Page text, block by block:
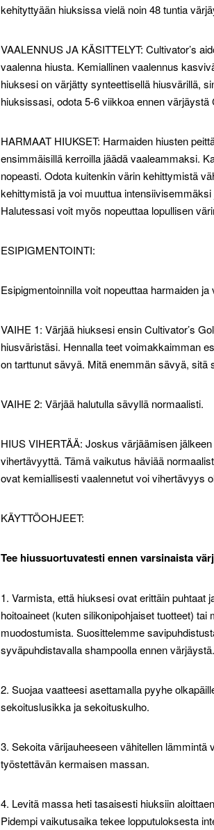
kehityttyään hiuksissa vielä noin 48 tuntia
VAALENNUS JA KÄSITTELYT: Cultivator’s
vaalenna hiusta. Kemiallinen vaalennus
hiuksesi on värjätty synteettisellä hiusvärillä,
hiuksissasi, odota 5-6 viikkoa ennen värjäystä
HARMAAT HIUKSET: Harmaiden hiusten
ensimmäisillä kerroilla jäädä vaaleammaksi.
nopeasti. Odota kuitenkin värin kehittymistä
kehittymistä ja voi muuttua
Halutessasi voit myös nopeuttaa lopullisen
ESIPIGMENTOINTI:
Esipigmentoinnilla voit nopeuttaa harmaiden
VAIHE 1: Värjää hiuksesi ensin Cultivator’s
hiusväristäsi. Hennalla teet voimakkaimman
on tarttunut sävyä. Mitä enemmän sävyä, sitä
VAIHE 2: Värjää halutulla sävyllä normaalisti.
HIUS VIHERTÄÄ: Joskus värjäämisen
vihertävyyttä. Tämä vaikutus häviää
ovat kemiallisesti vaalennetut voi vihertävyys
KÄYTTÖOHJEET:
Tee hiussuortuvatesti ennen varsinaista
1. Varmista, että hiuksesi ovat erittäin
hoitoaineet (kuten silikonipohjaiset tuotteet)
muodostumista. Suosittelemme
syväpuhdistavalla shampoolla ennen värjäystä.
2. Suojaa vaatteesi asettamalla pyyhe
sekoituslusikka ja sekoituskulho.
3. Sekoita värijauheeseen vähitellen
työstettävän kermaisen massan.
4. Levitä massa heti tasaisesti hiuksiin
Pidempi vaikutusaika tekee lopputuloksesta